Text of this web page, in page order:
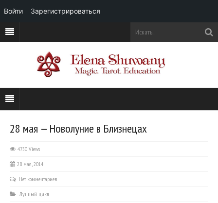
28 мая — Новолуние в Близнецах
4750 Views
28 мая, 2014
Нет комментариев
Лунный цикл
Войти Зарегистрироваться